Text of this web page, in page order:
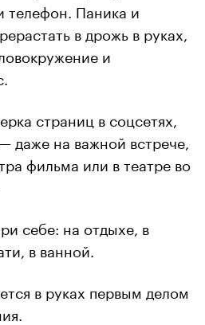
телефон. Паника и
в дрожь в руках,
и
страниц в соцсетях,
даже на важной встрече,
фильма или в театре во
себе: на отдыхе, в
в ванной.
в руках первым делом